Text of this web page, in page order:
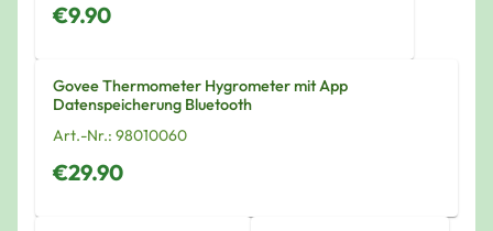
€9.90
Govee Thermometer Hygrometer mit App
Datenspeicherung Bluetooth
Art.-Nr.: 98010060
€29.90